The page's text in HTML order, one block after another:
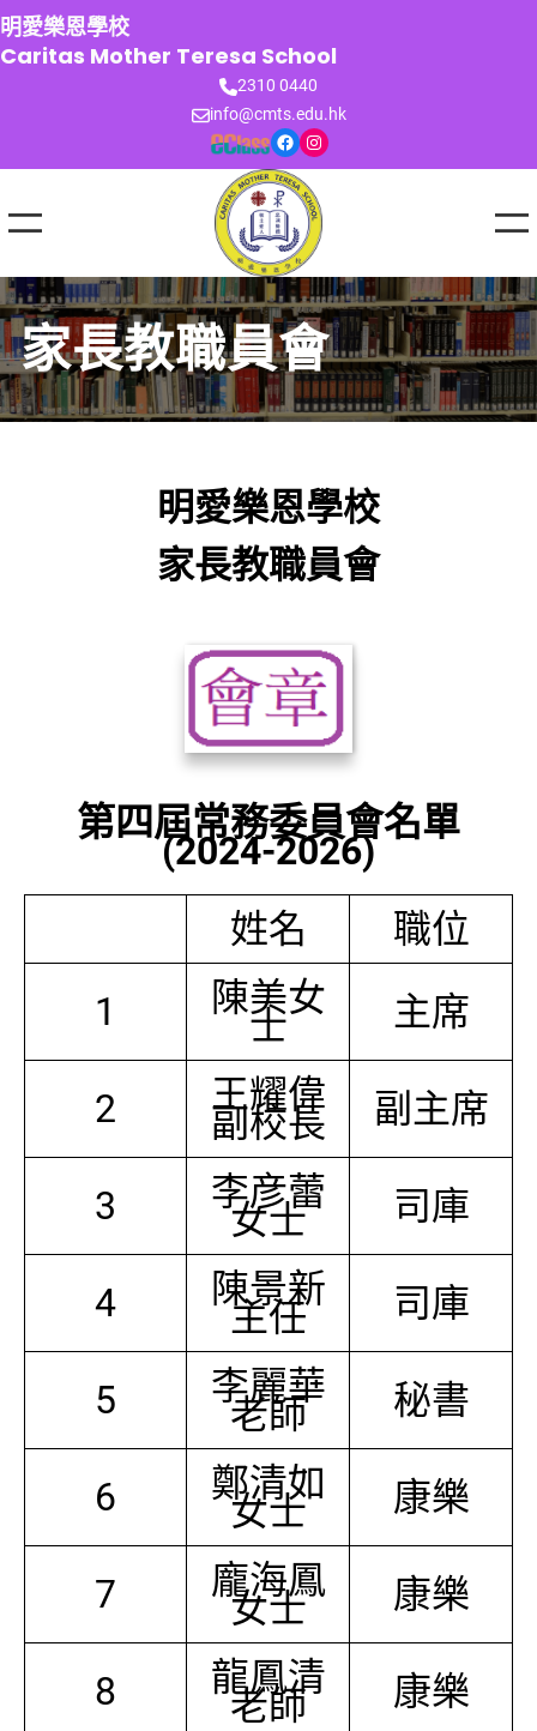
跳
至
主
明愛樂恩學校
Caritas Mother Teresa School
2310 0440
info@cmts.edu.hk
Facebook Instagram
家長教職員會
明愛樂恩學校
家長教職員會
第四屆常務委員會名單
(2024-2026)
姓名
職位
1
陳美女
士 主席
2 王耀偉
副校長 副主席
3 李彦蕾
女士 司庫
4 陳景新
主任 司庫
5 李麗華
老師 秘書
6 鄭清如
女士 康樂
7 龐海鳳
女士 康樂
8 龍鳳清
老師 康樂